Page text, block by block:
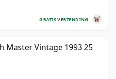
GRATIS VERZENDING
Master Vintage 1993 25